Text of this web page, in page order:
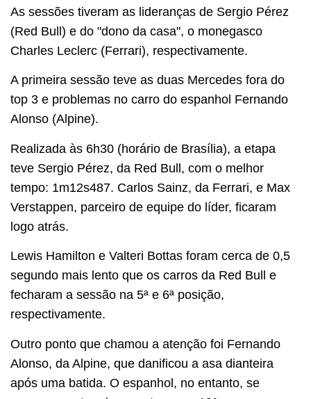
As sessões tiveram as lideranças de Sergio Pérez
(Red Bull) e do "dono da casa", o monegasco
Charles Leclerc (Ferrari), respectivamente.
A primeira sessão teve as duas Mercedes fora do
top 3 e problemas no carro do espanhol Fernando
Alonso (Alpine).
Realizada às 6h30 (horário de Brasília), a etapa
teve Sergio Pérez, da Red Bull, com o melhor
tempo: 1m12s487. Carlos Sainz, da Ferrari, e Max
Verstappen, parceiro de equipe do líder, ficaram
logo atrás.
Lewis Hamilton e Valteri Bottas foram cerca de 0,5
segundo mais lento que os carros da Red Bull e
fecharam a sessão na 5ª e 6ª posição,
respectivamente.
Outro ponto que chamou a atenção foi Fernando
Alonso, da Alpine, que danificou a asa dianteira
após uma batida. O espanhol, no entanto, se